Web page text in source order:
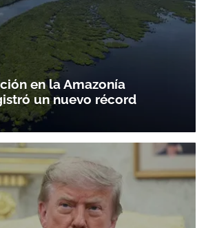
suscribirte a nuestro boletín.
ACEPTAR
en la Amazonía
un nuevo récord